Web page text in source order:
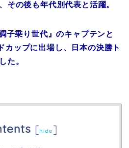
その後も年代別代表と活躍。
子乗り世代』のキャプテンと
カップに出場し、日本の決勝ト
た。
[hide ]